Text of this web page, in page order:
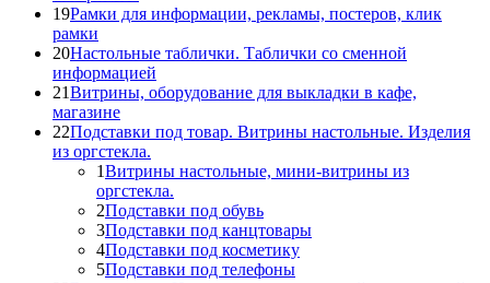
19Рамки для информации, рекламы, постеров, клик
рамки
20Настольные таблички. Таблички со сменной
информацией
21Витрины, оборудование для выкладки в кафе,
магазине
22Подставки под товар. Витрины настольные. Изделия
из оргстекла.
1Витрины настольные, мини-витрины из
оргстекла.
2Подставки под обувь
3Подставки под канцтовары
4Подставки под косметику
5Подставки под телефоны